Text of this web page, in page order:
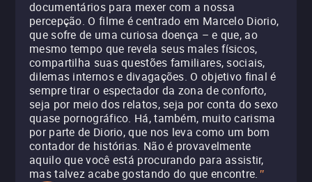
documentários para mexer com a nossa
percepção. O filme é centrado em Marcelo Diorio,
que sofre de uma curiosa doença – e que, ao
mesmo tempo que revela seus males físicos,
compartilha suas questões familiares, sociais,
dilemas internos e divagações. O objetivo final é
sempre tirar o espectador da zona de conforto,
seja por meio dos relatos, seja por conta do sexo
quase pornográfico. Há, também, muito carisma
por parte de Diorio, que nos leva como um bom
contador de histórias. Não é provavelmente
aquilo que você está procurando para assistir,
mas talvez acabe gostando do que encontre. "